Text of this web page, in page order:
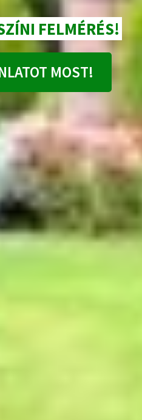
FELMÉRÉS!
MOST!